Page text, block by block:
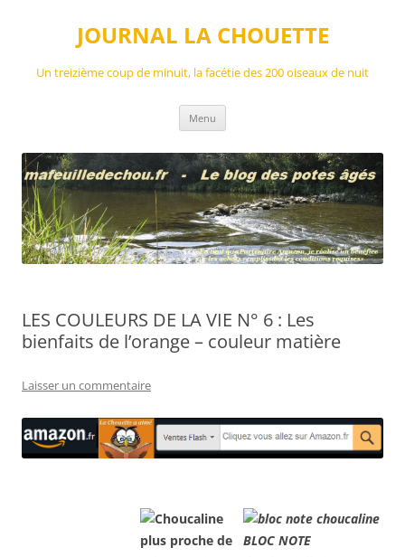
JOURNAL LA CHOUETTE
Un treizième coup de minuit, la facétie des 200 oiseaux de nuit
Menu
LES COULEURS DE LA VIE N° 6 : Les
bienfaits de l’orange – couleur matière
Laisser un commentaire
BLOC NOTE